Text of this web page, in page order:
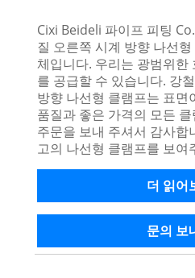
Cixi Beideli 파이프 피팅
질 오른쪽 시계 방향 나선
체입니다. 우리는 광범위한
를 공급할 수 있습니다. 강
방향 나선형 클램프는 표면
품질과 좋은 가격의 모든
주문을 보내 주셔서 감사합
고의 나선형 클램프를 보여
더 읽어
문의 보